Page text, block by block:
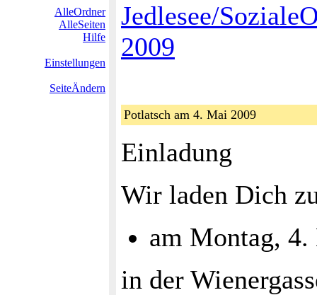
AlleOrdner
AlleSeiten
Hilfe
Einstellungen
SeiteÄndern
Jedlesee/
2009
Potlatsch am 4. Mai 2009
Einladung
Wir laden Dich
am Montag,
in der